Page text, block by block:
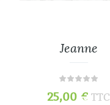
Jeanne
25,00 € TTC